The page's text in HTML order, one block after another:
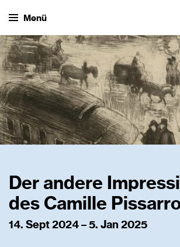
Menü
Der andere
des Camille
14. Sept 2024 – 5. Jan 2025